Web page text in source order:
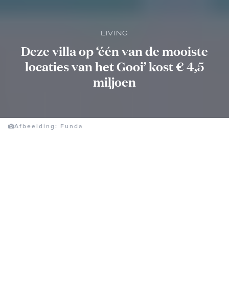
LIVING
Deze villa op ‘één van de mooiste
locaties van het Gooi’ kost € 4,5
miljoen
Afbeelding: Funda